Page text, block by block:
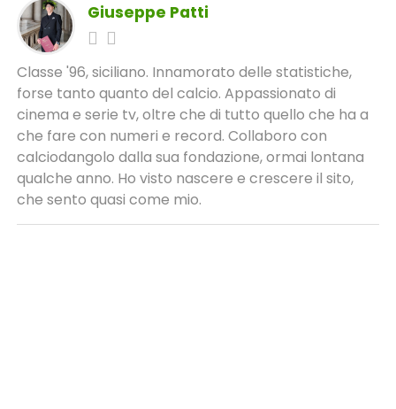
Giuseppe Patti
Classe '96, siciliano. Innamorato delle statistiche,
forse tanto quanto del calcio. Appassionato di
cinema e serie tv, oltre che di tutto quello che ha a
che fare con numeri e record. Collaboro con
calciodangolo dalla sua fondazione, ormai lontana
qualche anno. Ho visto nascere e crescere il sito,
che sento quasi come mio.